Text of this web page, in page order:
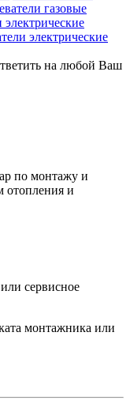
газовые
электрические
электрические
на любой Ваш
по монтажу и
отопления и
сервисное
монтажника или